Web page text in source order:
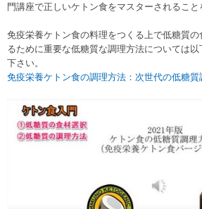
門講座で正しいケトン食をマスターされること
免疫栄養ケトン食の料理をつくる上で低糖質
るために重要な低糖質な調理方法については
下さい。
免疫栄養ケトン食の調理方法：次世代の低糖質